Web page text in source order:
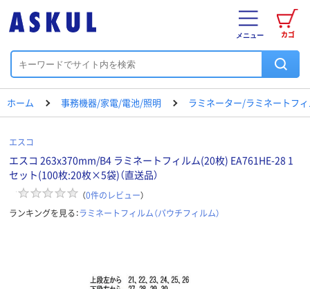
カゴ
メニュー
ホーム 事務機器/家電/電池/照明 ラミネーター/ラミネートフ
エスコ
エスコ 263x370mm/B4 ラミネートフィルム(20枚) EA761HE-28 1
セット(100枚:20枚×5袋)（直送品）
（0件のレビュー）
ランキングを見る：ラミネートフィルム（パウチフィルム）